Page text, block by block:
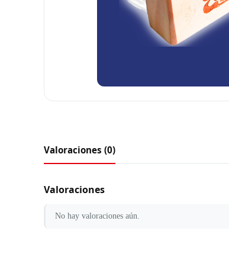
Valoraciones (0)
Valoraciones
No hay valoraciones aún.